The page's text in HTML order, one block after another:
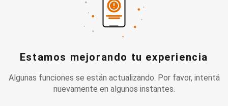
Estamos mejorando tu experiencia
Algunas funciones se están actualizando. Por favor, intentá
nuevamente en algunos instantes.